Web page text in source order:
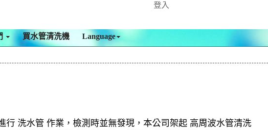
登入
買水管清洗機 Language
洗水管 作業，檢測時並無發現，本公司架起 高周波水管清洗